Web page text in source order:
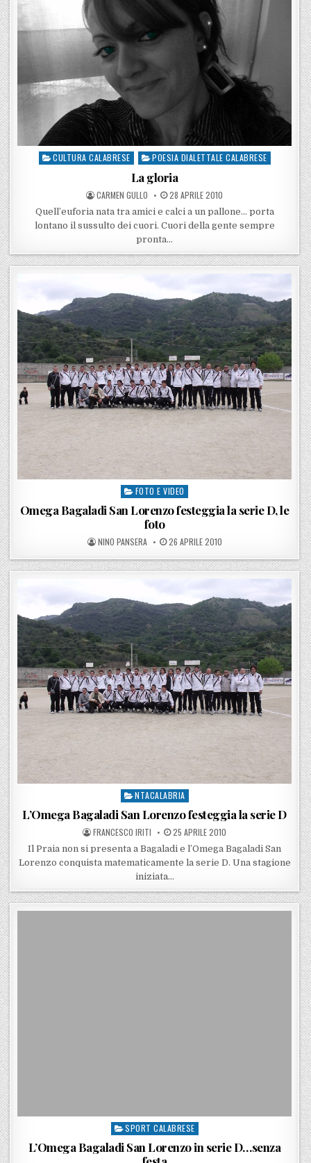
Posted in
CULTURA CALABRESE POESIA DIALETTALE CALABRESE
La gloria
POSTED BY
CARMEN GULLO POSTED ON
28 APRILE 2010
Quell’euforia nata tra amici e calci a un pallone… porta
lontano il sussulto dei cuori. Cuori della gente sempre
pronta…
Posted in
FOTO E VIDEO
Omega Bagaladi San Lorenzo festeggia la serie D, le
foto
POSTED BY
NINO PANSERA POSTED ON
26 APRILE 2010
Posted in
NTACALABRIA
L’Omega Bagaladi San Lorenzo festeggia la serie D
POSTED BY
FRANCESCO IRITI POSTED ON
25 APRILE 2010
Il Praia non si presenta a Bagaladi e l’Omega Bagaladi San
Lorenzo conquista matematicamente la serie D. Una stagione
iniziata…
Posted in
SPORT CALABRESE
L’Omega Bagaladi San Lorenzo in serie D…senza